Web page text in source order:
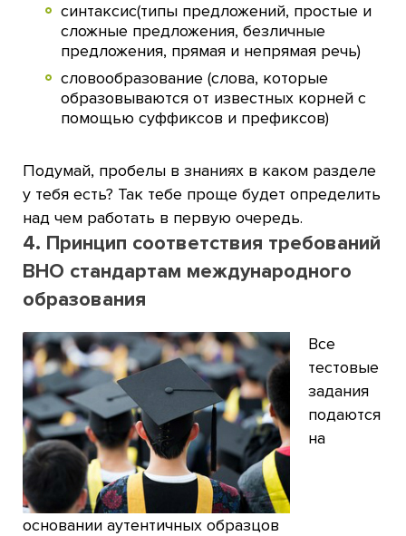
синтаксис(типы предложений, простые и
сложные предложения, безличные
предложения, прямая и непрямая речь)
словообразование (слова, которые
образовываются от известных корней с
помощью суффиксов и префиксов)
Подумай, пробелы в знаниях в каком разделе
у тебя есть? Так тебе проще будет определить
над чем работать в первую очередь.
4. Принцип соответствия требований
ВНО стандартам международного
образования
Все
тестовые
задания
подаются
на
основании аутентичных образцов